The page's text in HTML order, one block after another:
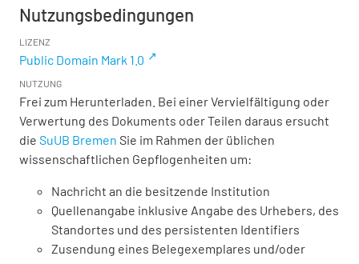
Nutzungsbedingungen
LIZENZ
Public Domain Mark 1.0
NUTZUNG
Frei zum Herunterladen. Bei einer Vervielfältigung oder
Verwertung des Dokuments oder Teilen daraus ersucht
die SuUB Bremen Sie im Rahmen der üblichen
wissenschaftlichen Gepflogenheiten um:
Nachricht an die besitzende Institution
Quellenangabe inklusive Angabe des Urhebers, des
Standortes und des persistenten Identifiers
Zusendung eines Belegexemplares und/oder